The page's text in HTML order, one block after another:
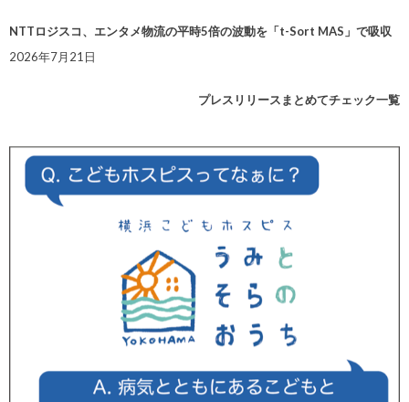
NTTロジスコ、エンタメ物流の平時5倍の波動を「t-Sort MAS」で吸収
2026年7月21日
プレスリリースまとめてチェック一覧